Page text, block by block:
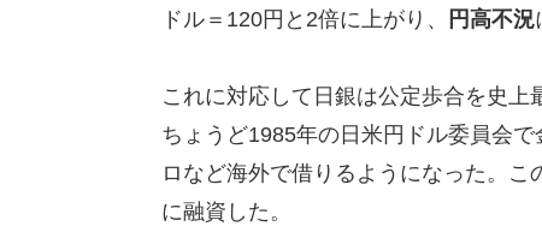
ドル＝120円と2倍に上がり、
円高不況
これに対応して日銀は公定歩合を史上
ちょうど1985年の日米円ドル委員会
ロなど海外で借りるようになった。
に融資した。